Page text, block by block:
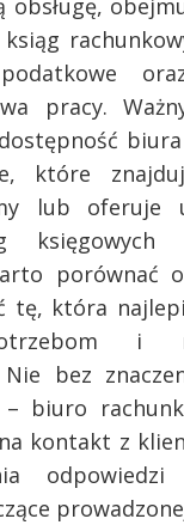
obsługę,
pracy.
które
lub oferuje
księgowych
porównać
tę, która
i
Nie bez
– biuro
kontakt z
odpowiedzi